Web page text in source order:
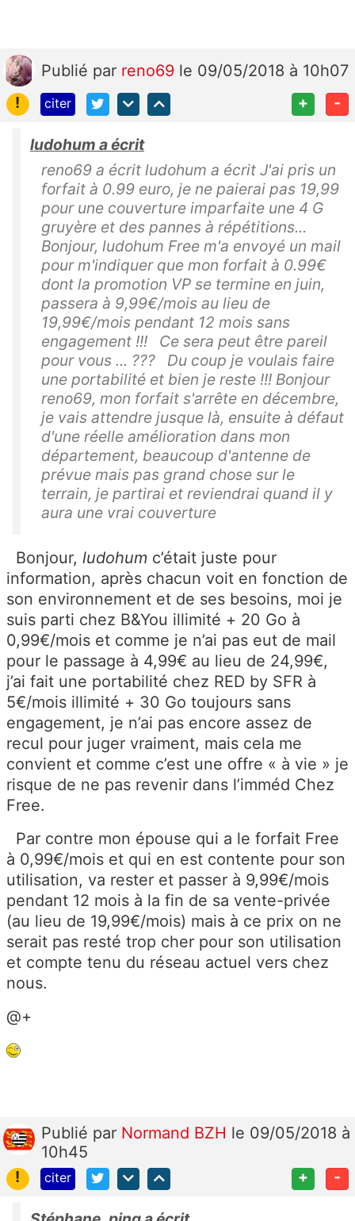
Publié par reno69 le 09/05/2018 à 10h07
!
citer + -
ludohum a écrit
reno69 a écrit ludohum a écrit J'ai pris un
forfait à 0.99 euro, je ne paierai pas 19,99
pour une couverture imparfaite une 4 G
gruyère et des pannes à répétitions...
Bonjour, ludohum Free m'a envoyé un mail
pour m'indiquer que mon forfait à 0.99€
dont la promotion VP se termine en juin,
passera à 9,99€/mois au lieu de
19,99€/mois pendant 12 mois sans
engagement !!! Ce sera peut être pareil
pour vous ... ??? Du coup je voulais faire
une portabilité et bien je reste !!! Bonjour
reno69, mon forfait s'arrête en décembre,
je vais attendre jusque là, ensuite à défaut
d'une réelle amélioration dans mon
département, beaucoup d'antenne de
prévue mais pas grand chose sur le
terrain, je partirai et reviendrai quand il y
aura une vrai couverture
Bonjour, ludohum c’était juste pour
information, après chacun voit en fonction de
son environnement et de ses besoins, moi je
suis parti chez B&You illimité + 20 Go à
0,99€/mois et comme je n’ai pas eut de mail
pour le passage à 4,99€ au lieu de 24,99€,
j’ai fait une portabilité chez RED by SFR à
5€/mois illimité + 30 Go toujours sans
engagement, je n’ai pas encore assez de
recul pour juger vraiment, mais cela me
convient et comme c’est une offre « à vie » je
risque de ne pas revenir dans l’imméd Chez
Free.
Par contre mon épouse qui a le forfait Free
à 0,99€/mois et qui en est contente pour son
utilisation, va rester et passer à 9,99€/mois
pendant 12 mois à la fin de sa vente-privée
(au lieu de 19,99€/mois) mais à ce prix on ne
serait pas resté trop cher pour son utilisation
et compte tenu du réseau actuel vers chez
nous.
@+
Publié par Normand BZH le 09/05/2018 à
10h45
!
citer + -